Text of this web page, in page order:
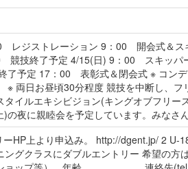
レジストレーション 9：00 開会式＆
競技終了予定 4/15(日) 9：00 スキッパ
予定 17：00 表彰式＆閉会式 ※ コンデ
※ 両日お昼頃30分程度 競技を中断し、
タイルエキシビジョン(キングオブ
夜に親睦会を予定しています。みなさ
ーHP上より申込み。 http://dgent.jp/ 2 U-
ングクラスにダブルエントリー 希望の方